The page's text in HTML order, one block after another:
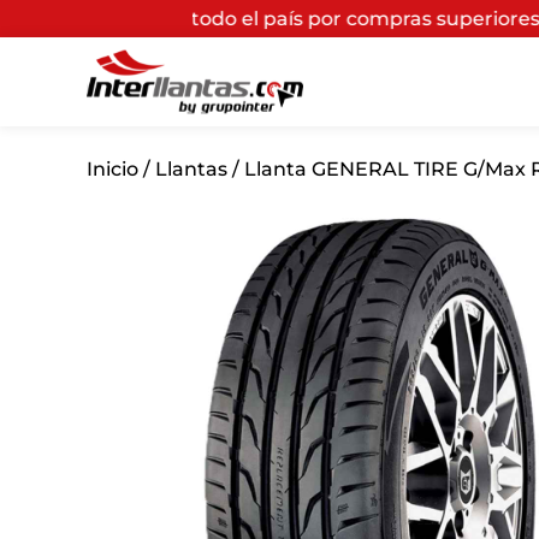
el país por compras superiores a $200.000*
Inicio / Llantas / Llanta GENERAL TIRE G/Max